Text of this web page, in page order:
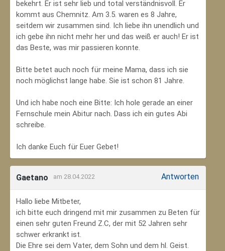
bekehrt. Er ist sehr lieb und total verständnisvoll. Er
kommt aus Chemnitz. Am 3.5. waren es 8 Jahre,
seitdem wir zusammen sind. Ich liebe ihn unendlich und
ich gebe ihn nicht mehr her und das weiß er auch! Er ist
das Beste, was mir passieren konnte.
Bitte betet auch noch für meine Mama, dass ich sie
noch möglichst lange habe. Sie ist schon 81 Jahre.
Und ich habe noch eine Bitte: Ich hole gerade an einer
Fernschule mein Abitur nach. Dass ich ein gutes Abi
schreibe.
Ich danke Euch für Euer Gebet!
Gaetano am 28.04.2022 Antworten
Hallo liebe Mitbeter,
ich bitte euch dringend mit mir zusammen zu Beten für
einen sehr guten Freund Z.C, der mit 52 Jahren sehr
schwer erkrankt ist.
Die Ehre sei dem Vater, dem Sohn und dem hl. Geist.